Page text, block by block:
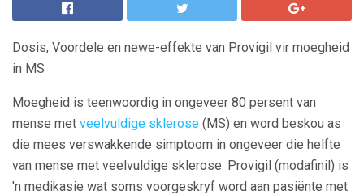
Dosis, Voordele en newe-effekte van Provigil vir moegheid
in MS
Moegheid is teenwoordig in ongeveer 80 persent van
mense met veelvuldige sklerose (MS) en word beskou as
die mees verswakkende simptoom in ongeveer die helfte
van mense met veelvuldige sklerose. Provigil (modafinil) is
'n medikasie wat soms voorgeskryf word aan pasiënte met